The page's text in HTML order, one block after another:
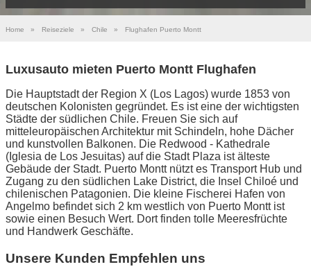
Home » Reiseziele » Chile » Flughafen Puerto Montt
Luxusauto mieten Puerto Montt Flughafen
Die Hauptstadt der Region X (Los Lagos) wurde 1853 von
deutschen Kolonisten gegründet. Es ist eine der wichtigsten
Städte der südlichen Chile. Freuen Sie sich auf
mitteleuropäischen Architektur mit Schindeln, hohe Dächer
und kunstvollen Balkonen. Die Redwood - Kathedrale
(Iglesia de Los Jesuitas) auf die Stadt Plaza ist älteste
Gebäude der Stadt. Puerto Montt nützt es Transport Hub und
Zugang zu den südlichen Lake District, die Insel Chiloé und
chilenischen Patagonien. Die kleine Fischerei Hafen von
Angelmo befindet sich 2 km westlich von Puerto Montt ist
sowie einen Besuch Wert. Dort finden tolle Meeresfrüchte
und Handwerk Geschäfte.
Unsere Kunden Empfehlen uns